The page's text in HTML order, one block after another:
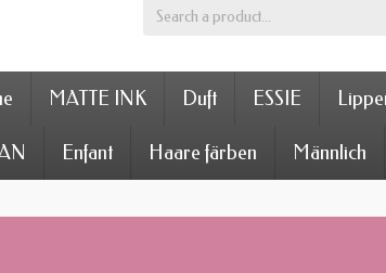
MATTE INK Duft ESSIE
Enfant Haare färben Männlich